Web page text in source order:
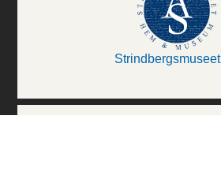
Strindbergsmuseet